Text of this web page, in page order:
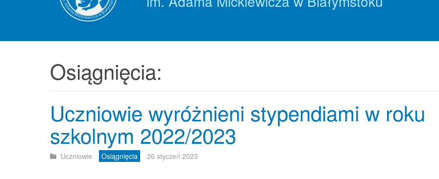
Osiągnięcia:
Uczniowie wyróżnieni stypendiami w roku
szkolnym 2022/2023
Uczniowie Osiągnięcia 26 styczeń 2023